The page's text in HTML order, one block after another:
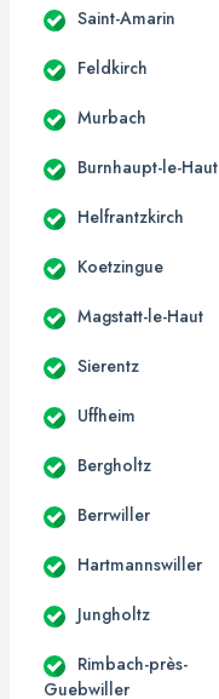
Saint-Amarin
Feldkirch
Murbach
Burnhaupt-le-Haut
Helfrantzkirch
Koetzingue
Magstatt-le-Haut
Sierentz
Uffheim
Bergholtz
Berrwiller
Hartmannswiller
Jungholtz
Rimbach-près-
Guebwiller